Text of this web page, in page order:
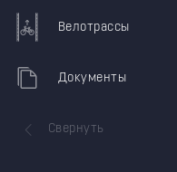
Велотрассы
Документы
Свернуть